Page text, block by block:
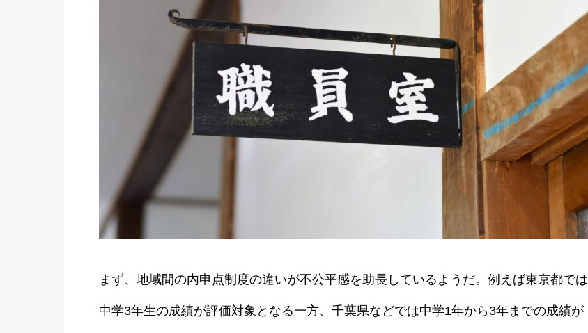
まず、地域間の内申点制度の違いが不公平感を助長しているようだ。例えば東京都では
中学3年生の成績が評価対象となる一方、千葉県などでは中学1年から3年までの成績が